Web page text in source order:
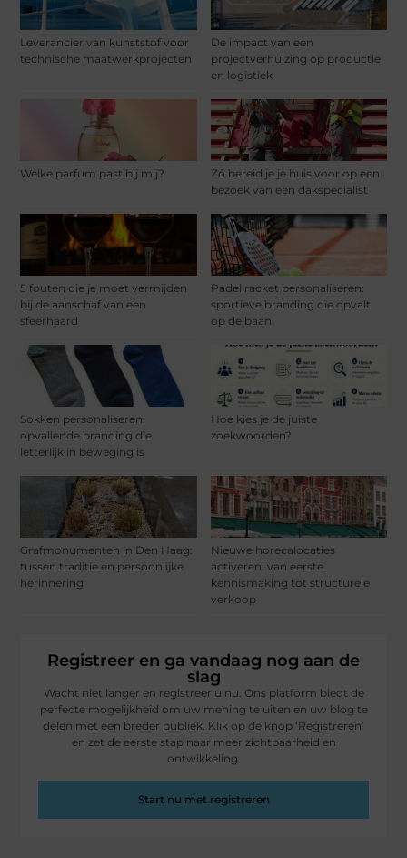
Leverancier van kunststof voor
technische maatwerkprojecten
De impact van een
projectverhuizing op productie
en logistiek
Welke parfum past bij mij?
Zó bereid je je huis voor op een
bezoek van een dakspecialist
5 fouten die je moet vermijden
bij de aanschaf van een
sfeerhaard
Padel racket personaliseren:
sportieve branding die opvalt
op de baan
Sokken personaliseren:
opvallende branding die
letterlijk in beweging is
Hoe kies je de juiste
zoekwoorden?
Grafmonumenten in Den Haag:
tussen traditie en persoonlijke
herinnering
Nieuwe horecalocaties
activeren: van eerste
kennismaking tot structurele
verkoop
Registreer en ga vandaag nog aan de
slag
Wacht niet langer en registreer u nu. Ons platform biedt de
perfecte mogelijkheid om uw mening te uiten en uw blog te
delen met een breder publiek. Klik op de knop ‘Registreren’
en zet de eerste stap naar meer zichtbaarheid en
ontwikkeling.
Start nu met registreren